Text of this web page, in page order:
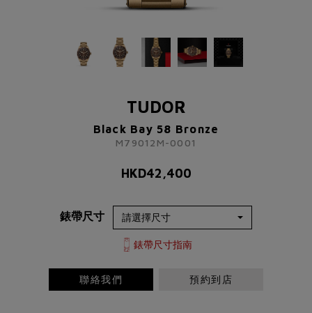
TUDOR
Black Bay 58 Bronze
M79012M-0001
HKD42,400
錶帶尺寸
錶帶尺寸指南
聯絡我們 預約到店
TUDOR
Black Bay 58 Bronze
HKD 42,400
+852 2192 3123
請完成以下表格
小姐 女士 太太